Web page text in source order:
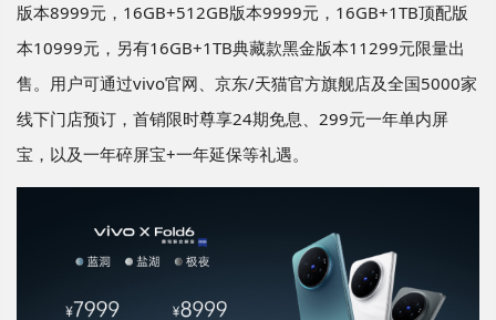
版本8999元，16GB+512GB版本9999元，16GB+1TB顶配版
本10999元，另有16GB+1TB典藏款黑金版本11299元限量出
售。用户可通过vivo官网、京东/天猫官方旗舰店及全国5000家
线下门店预订，首销限时尊享24期免息、299元一年单内屏
宝，以及一年碎屏宝+一年延保等礼遇。